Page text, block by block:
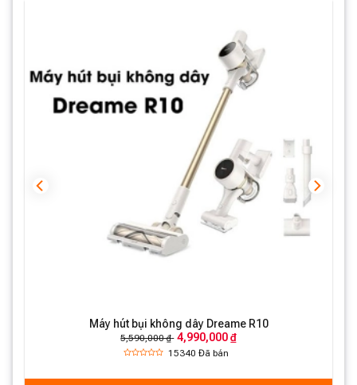
Máy hút bụi không dây Dreame R10
5,590,000 ₫ 4,990,000 ₫
15340Đã bán